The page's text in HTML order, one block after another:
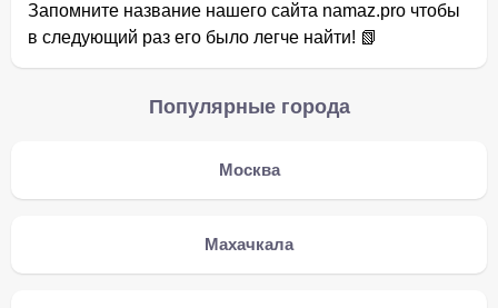
Запомните название нашего сайта namaz.pro чтобы
в следующий раз его было легче найти! 📗
Популярные города
Москва
Махачкала